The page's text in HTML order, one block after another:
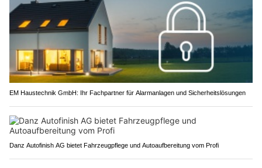
EM Haustechnik GmbH: Ihr Fachpartner für Alarmanlagen und Sicherheitslösungen
Danz Autofinish AG bietet Fahrzeugpflege und Autoaufbereitung vom Profi